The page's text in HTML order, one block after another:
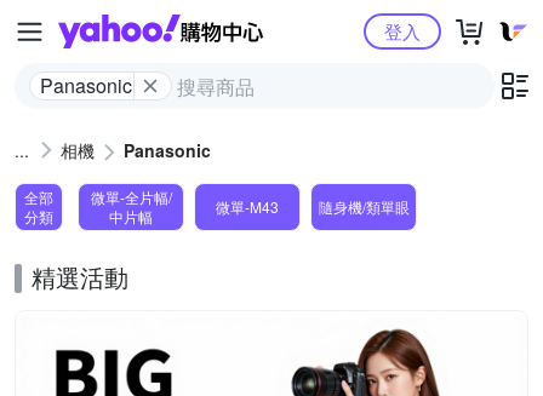
Yahoo購物中心
Panasonic
登入
相機 Panasonic
全部
分類
微單-全片幅/
中片幅
微單-M43 隨身機/類單眼
精選活動